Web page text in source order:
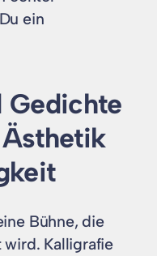
ein
Gedichte
Bühne, die
Kalligrafie